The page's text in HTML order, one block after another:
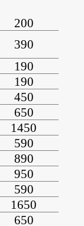
200
390
190
190
450
650
1450
590
890
950
590
1650
650